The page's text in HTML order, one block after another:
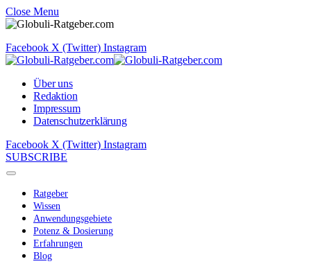
Close Menu
Facebook X (Twitter) Instagram
Über uns
Redaktion
Impressum
Datenschutzerklärung
Facebook X (Twitter) Instagram
SUBSCRIBE
Ratgeber
Wissen
Anwendungsgebiete
Potenz & Dosierung
Erfahrungen
Blog